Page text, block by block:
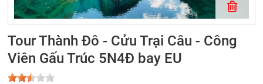
Tour Thành Đô - Cửu Trại Câu - Công
Viên Gấu Trúc 5N4Đ bay EU